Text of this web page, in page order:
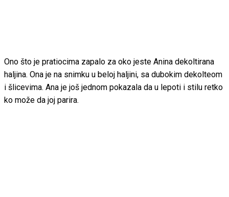
Ono što je pratiocima zapalo za oko jeste Anina dekoltirana
haljina. Ona je na snimku u beloj haljini, sa dubokim dekolteom
i šlicevima. Ana je još jednom pokazala da u lepoti i stilu retko
ko može da joj parira.